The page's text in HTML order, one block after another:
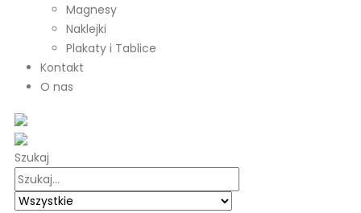
Magnesy
Naklejki
Plakaty i Tablice
Kontakt
O nas
Szukaj